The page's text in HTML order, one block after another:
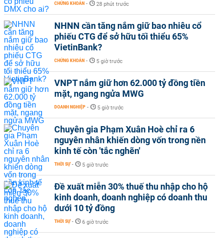
CHỨNG KHOÁN - 28 phút trước
NHNN cần tăng nắm giữ bao nhiêu cổ
phiếu CTG để sở hữu tối thiểu 65%
VietinBank?
CHỨNG KHOÁN - 5 giờ trước
VNPT nắm giữ hơn 62.000 tỷ đồng tiền
mặt, ngang ngửa MWG
DOANH NGHIỆP - 5 giờ trước
Chuyên gia Phạm Xuân Hoè chỉ ra 6
nguyên nhân khiến dòng vốn trong nền
kinh tế còn 'tắc nghẽn'
THỜI SỰ - 5 giờ trước
Đề xuất miễn 30% thuế thu nhập cho hộ
kinh doanh, doanh nghiệp có doanh thu
dưới 10 tỷ đồng
THỜI SỰ - 6 giờ trước